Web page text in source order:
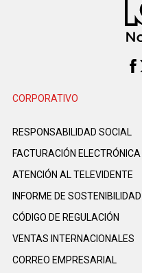
CORPORATIVO
RESPONSABILIDAD SOCIAL
FACTURACIÓN ELECTRÓNICA
ATENCIÓN AL TELEVIDENTE
INFORME DE SOSTENIBILIDAD
CÓDIGO DE REGULACIÓN
VENTAS INTERNACIONALES
CORREO EMPRESARIAL